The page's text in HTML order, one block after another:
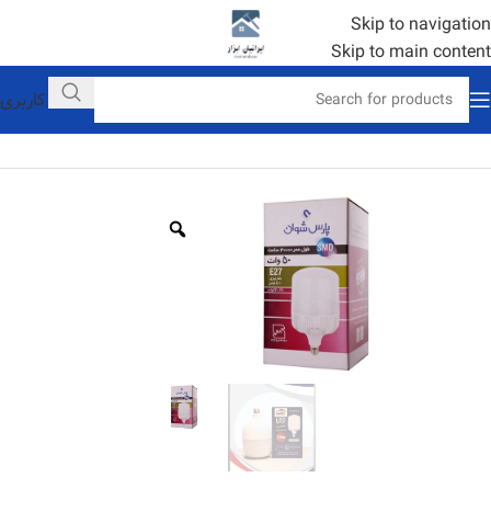
Skip to navigation
Skip to main content
حساب کاربری
خانه برق و روشنایی